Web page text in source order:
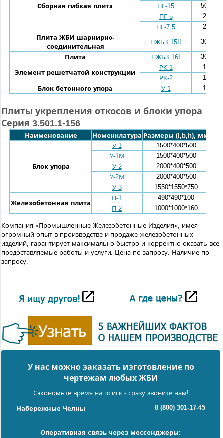
Сборная гибкая плита
ПГ-15
ПГ-5
ПГ-7,5
Плита ЖБИ шарнирно-
соединительная
ПЖБЗ 15II
Плита ПЖБЗ 16I
Элемент решетчатой конструкции
РК-1
РК-2
Блок бетонного упора
У-1
Плиты укрепления откосов и блоки упора
Серия 3.501.1-156
Наименование Номенклатура Размеры (l,b,h), мм
Блок упора
У-1
1500*400*500
У-1М
1500*400*500
У-2
2000*400*500
У-2М
2000*400*500
У-3
1550*1550*750
Железобетонная плита
П-1 490*490*100
П-2
1000*1000*160
Компания «Промышленные Железобетонные Изделия», имея
огромный опыт в производстве и продаже железобетонных
изделий, гарантирует максимально быстро и корректно оказать все
предоставляемые работы и услуги. Цена по запросу. Наличие по
запросу.
У нас можно заказать изготовление по
чертежам любых ЖБИ
Сэкономьте время на поиск - сразу звоните нам!
Набережные Челны 8 (800) 301-17-45
Оперативная связь через мессенджеры: